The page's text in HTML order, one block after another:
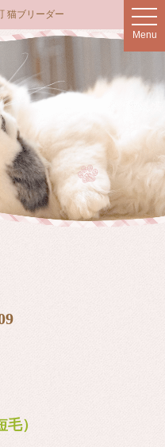
t
o
g
l
a
v
g
a
Menu
猫ブリーダー
）